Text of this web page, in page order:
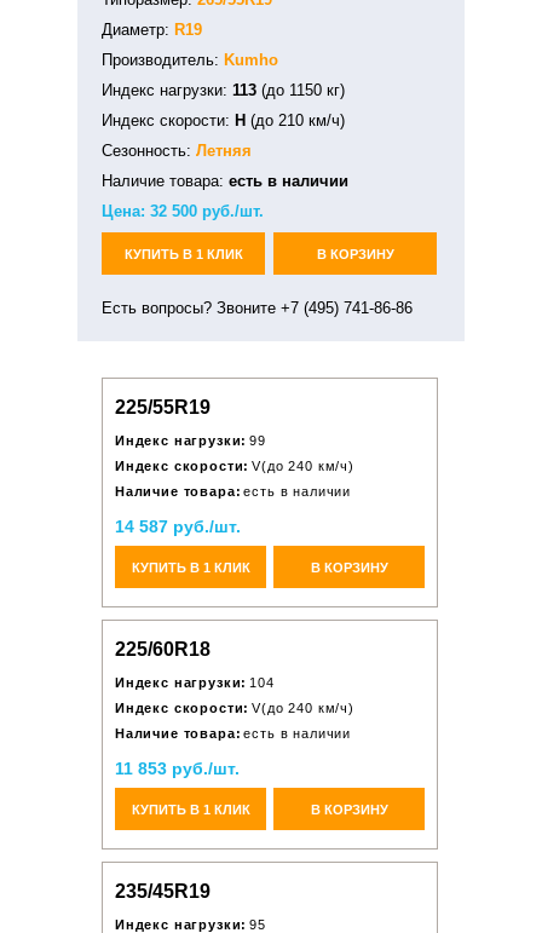
Диаметр: R19
Производитель: Kumho
Индекс нагрузки: 113 (до 1150 кг)
Индекс скорости: H (до 210 км/ч)
Сезонность: Летняя
Наличие товара: есть в наличии
Цена: 32 500 руб./шт.
КУПИТЬ В 1 КЛИК В КОРЗИНУ
Есть вопросы? Звоните +7 (495) 741-86-86
225/55R19
Индекс нагрузки: 99
Индекс скорости: V(до 240 км/ч)
Наличие товара: есть в наличии
14 587 руб./шт.
КУПИТЬ В 1 КЛИК В КОРЗИНУ
225/60R18
Индекс нагрузки: 104
Индекс скорости: V(до 240 км/ч)
Наличие товара: есть в наличии
11 853 руб./шт.
КУПИТЬ В 1 КЛИК В КОРЗИНУ
235/45R19
Индекс нагрузки: 95